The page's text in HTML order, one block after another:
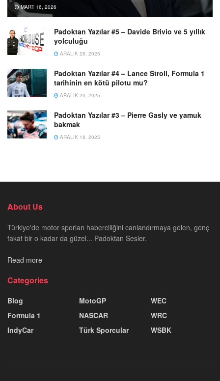
MART 16, 2026
Padoktan Yazılar #5 – Davide Brivio ve 5 yıllık
yolculuğu
ARALIK 28, 2025
Padoktan Yazılar #4 – Lance Stroll, Formula 1
tarihinin en kötü pilotu mu?
ARALIK 20, 2025
Padoktan Yazılar #3 – Pierre Gasly ve yamuk
bakmak
ARALIK 18, 2025
About Us
Türkiye'de motor sporları haberciliğini canlandırmaya gelen, genç
fakat bir o kadar da güzel... Padoktan Sesler.
Read more
Categories
Blog
Formula 1
IndyCar
MotoGP
NASCAR
Türk Sporcular
WEC
WRC
WSBK